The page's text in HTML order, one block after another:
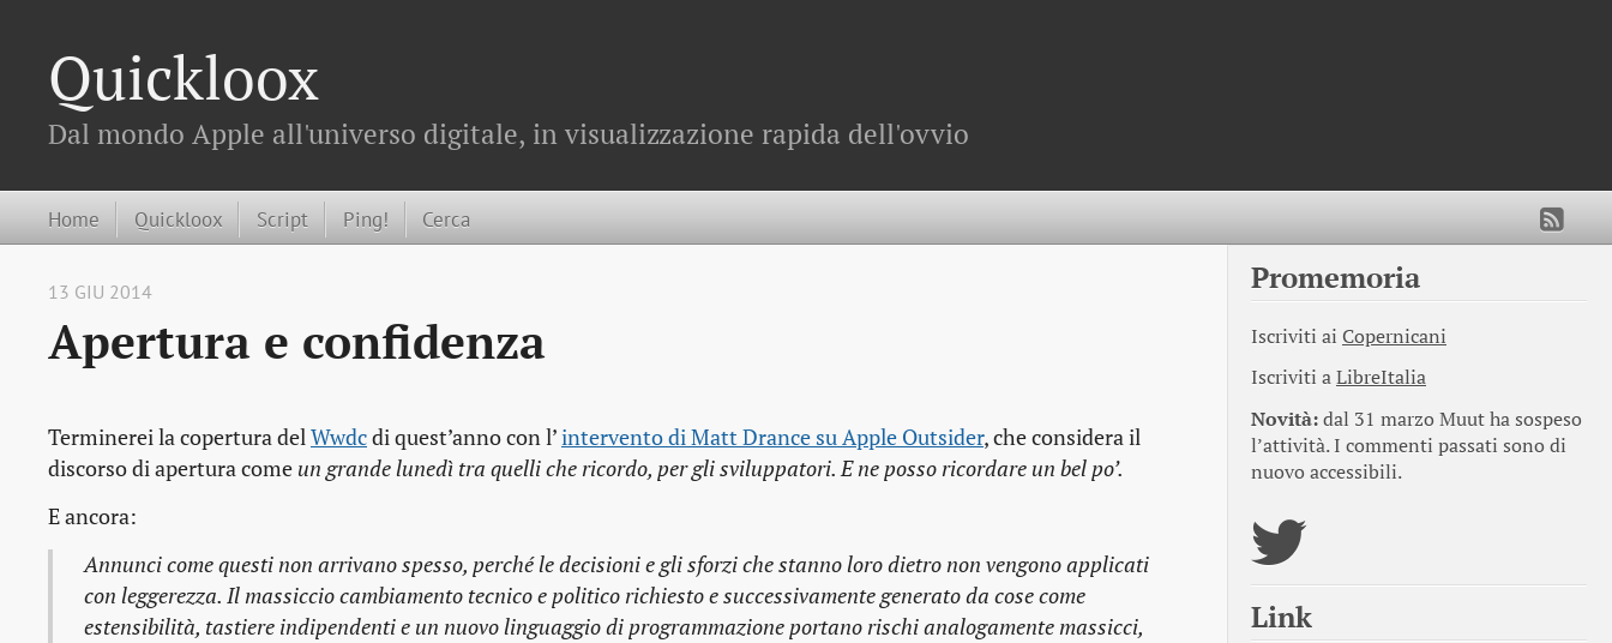
Quickloox
Dal mondo Apple all'universo digitale, in visualizzazione rapida dell'ovvio
Home Quickloox Script Ping! Cerca
13 GIU 2014
Apertura e confidenza
Terminerei la copertura delWwdcdi quest’anno con l’intervento di Matt Drance su Apple Outsider, che considera il
discorso di apertura come un grande lunedì tra quelli che ricordo, per gli sviluppatori. E ne posso ricordare un bel po’.
E ancora:
Annunci come questi non arrivano spesso, perché le decisioni e gli sforzi che stanno loro dietro non vengono applicati
con leggerezza. Il massiccio cambiamento tecnico e politico richiesto e successivamente generato da cose come
estensibilità, tastiere indipendenti e un nuovo linguaggio di programmazione portano rischi analogamente massicci,
Promemoria
Iscriviti ai Copernicani
Iscriviti aLibreItalia
Novità:dal 31 marzo Muut ha sospeso
l’attività. I commenti passati sono di
nuovo accessibili.
Link